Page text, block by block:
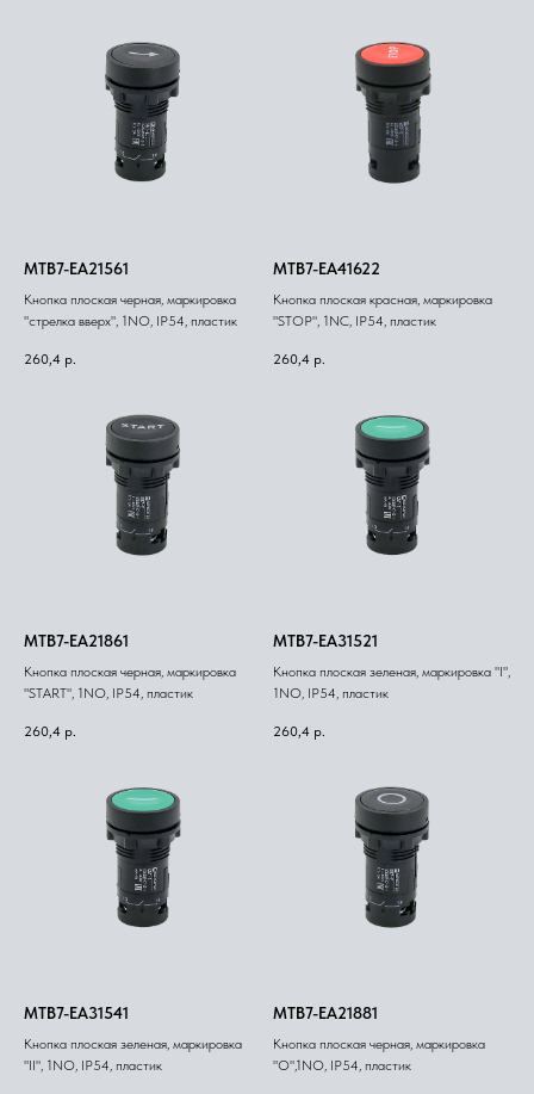
MTB7-EA21561
Кнопка плоская черная, маркировка
"стрелка вверх", 1NO, IP54, пластик
260,4 р.
MTB7-EA41622
Кнопка плоская красная, маркировка
"STOP", 1NC, IP54, пластик
260,4 р.
MTB7-EA21861
Кнопка плоская черная, маркировка
"START", 1NO, IP54, пластик
260,4 р.
MTB7-EA31521
Кнопка плоская зеленая, маркировка "I",
1NO, IP54, пластик
260,4 р.
MTB7-EA31541
Кнопка плоская зеленая, маркировка
"II", 1NO, IP54, пластик
MTB7-EA21881
Кнопка плоская черная, маркировка
"O",1NO, IP54, пластик